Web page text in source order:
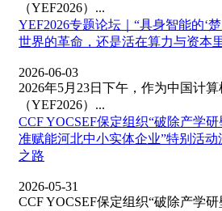
（YEF2026）...
YEF2026专题论坛｜“具身智能的‘
世界的革命，还是活在算力与资本
2026-06-03
2026年5月23日下午，作为中国计
（YEF2026）...
CCF YOCSEF保定组织“破除产学
准赋能河北中小实体企业”特别活
之路
2026-05-31
CCF YOCSEF保定组织“破除产学